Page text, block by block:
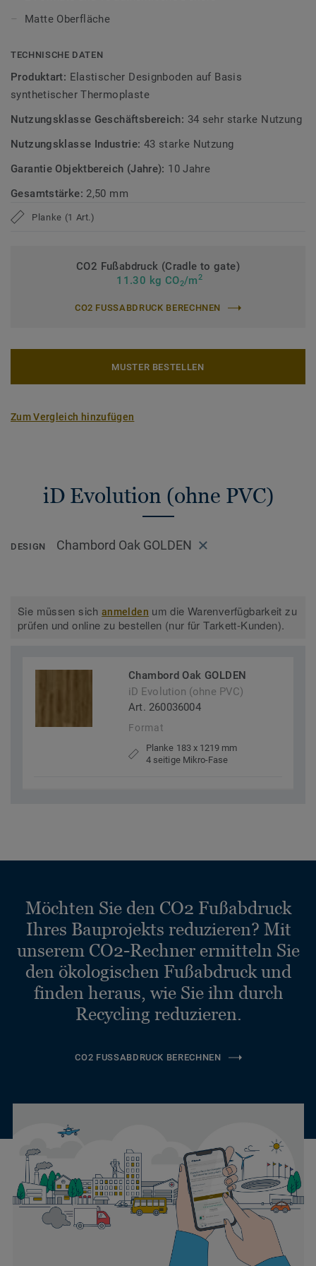
Betondekoren im Planken- und Fliesenformat erhältlich,
natürliche Optik sorgt.
Erfahren Sie mehr über Tarkett Designböden.
Matte Oberfläche
TECHNISCHE DATEN
Produktart: Elastischer Designboden auf Basis
synthetischer Thermoplaste
Nutzungsklasse Geschäftsbereich: 34 sehr starke Nutzung
Nutzungsklasse Industrie: 43 starke Nutzung
Garantie Objektbereich (Jahre): 10 Jahre
Gesamtstärke: 2,50 mm
Planke (1 Art.)
CO2 Fußabdruck (Cradle to gate)
11.30 kg CO2/m2
CO2 FUSSABDRUCK BERECHNEN
MUSTER BESTELLEN
Zum Vergleich hinzufügen
iD Evolution (ohne PVC)
DESIGN Chambord Oak GOLDEN
Sie müssen sichanmelden um die Warenverfügbarkeit zu
prüfen und online zu bestellen (nur für Tarkett-Kunden).
Chambord Oak GOLDEN
iD Evolution (ohne PVC)
Art. 260036004
Format
Planke 183 x 1219 mm
4 seitige Mikro-Fase
Möchten Sie den CO2 Fußabdruck
Ihres Bauprojekts reduzieren? Mit
unserem CO2-Rechner ermitteln Sie
den ökologischen Fußabdruck und
finden heraus, wie Sie ihn durch
Recycling reduzieren.
CO2 FUSSABDRUCK BERECHNEN